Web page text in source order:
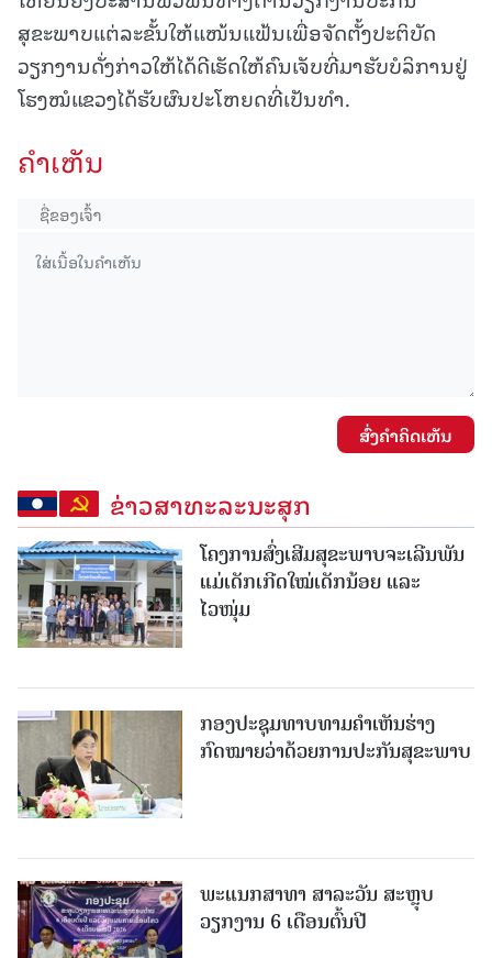
ສຸຂະພາບແຕ່ລະຂັ້ນໃຫ້ແໜ້ນແຟ້ນເພື່ອຈັດຕັ້ງປະຕິບັດ
ວຽກງານດັ່ງກ່າວໃຫ້ໄດ້ດີເຮັດໃຫ້ຄົນເຈັບທີ່ມາຮັບບໍລິການຢູ່
ໂຮງໝໍແຂວງໄດ້ຮັບຜົນປະໂຫຍດທີ່ເປັນທຳ.
ຄໍາເຫັນ
ສົ່ງຄໍາຄິດເຫັນ
ຂ່າວສາທະລະນະສຸກ
ໂຄງການສົ່ງເສີມສຸຂະພາບຈະເລີນພັນ
ແມ່ເດັກເກີດໃໝ່ເດັກນ້ອຍ ແລະ
ໄວໜຸ່ມ
ກອງປະຊຸມທາບທາມຄໍາເຫັນຮ່າງ
ກົດໝາຍວ່າດ້ວຍການປະກັນສຸຂະພາບ
ພະແນກສາທາ ສາລະວັນ ສະຫຼຸບ
ວຽກງານ 6 ເດືອນຕົ້ນປີ